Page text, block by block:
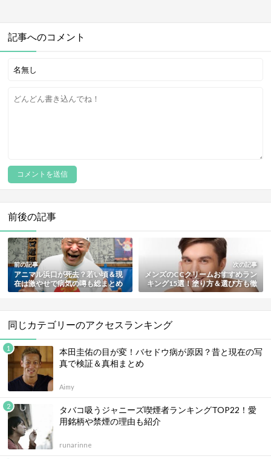
記事へのコメント
前後の記事
前の記事
アニマル浜口が死去？若い頃＆現
在は激やせで病気の噂も総まとめ
次の記事
メンズのCCクリームおすすめラン
キング15選！塗り方＆選び方も徹
底解説
同じカテゴリーのアクセスランキング
本田圭佑の目が変！バセドウ病が原因？昔と現在の写
真で検証＆真相まとめ
Aimy
タバコ吸うジャニーズ喫煙者ランキングTOP22！愛
用銘柄や禁煙の理由も紹介
runarinne